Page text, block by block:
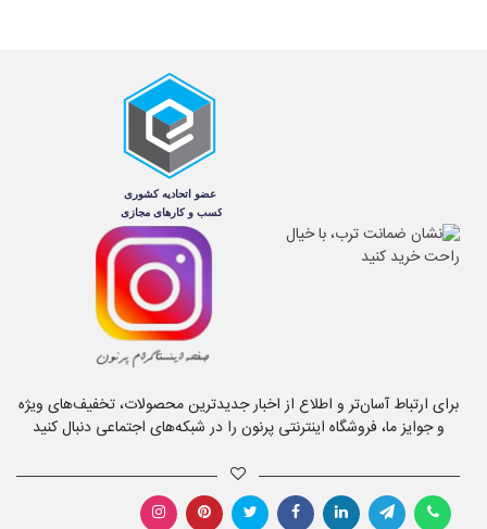
برای ارتباط آسان‌تر و اطلاع از اخبار جدیدترین محصولات، تخفیف‌های ویژه
و جوایز ما، فروشگاه اینترنتی پرنون را در شبکه‌های اجتماعی دنبال کنید